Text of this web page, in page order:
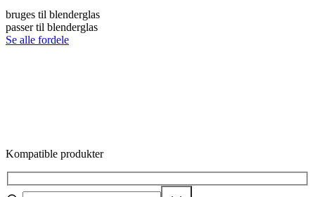
bruges til blenderglas
passer til blenderglas
Se alle fordele
Kompatible produkter